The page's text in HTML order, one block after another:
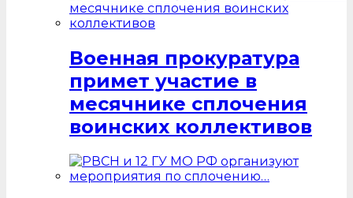
Военная прокуратура
примет участие в
месячнике сплочения
воинских коллективов